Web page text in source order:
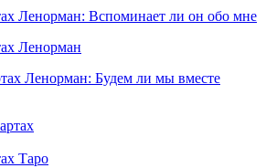
Ленорман: Вспоминает ли он обо мне
Ленорман
Ленорман: Будем ли мы вместе
Таро